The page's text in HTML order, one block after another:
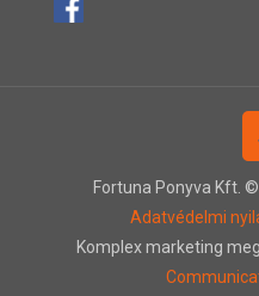
Fortuna Ponyva Kft.
Adatvédelmi
Komplex marketing